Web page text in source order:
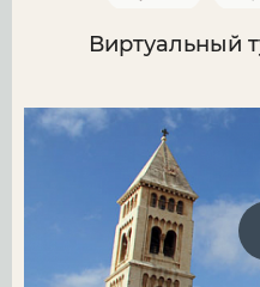
Виртуальный